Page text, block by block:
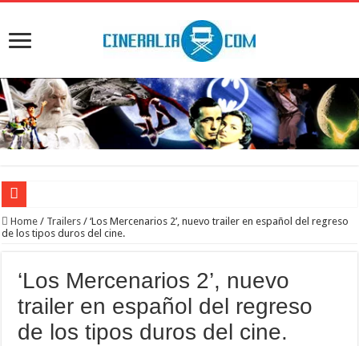
‘El Diablo se viste de Prada 2’. Desaparece la magia
‘La Asistenta’. Dúo perfecto
Crítica de Spider-Man: Brand new day. Un gran poder conlleva una gran película
‘Supergirl’. De 7’5 con fresquito
Home / Trailers / ‘Los Mercenarios 2’, nuevo trailer en español del regreso
de los tipos duros del cine.
‘Los Mercenarios 2’, nuevo
trailer en español del regreso
de los tipos duros del cine.